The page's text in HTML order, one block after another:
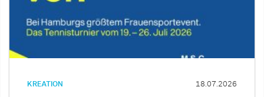
KREATION 18.07.2026